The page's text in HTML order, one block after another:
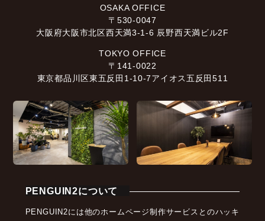
OSAKA OFFICE
〒530-0047
大阪府大阪市北区西天満3-1-6 辰野西天満ビル2F
TOKYO OFFICE
〒141-0022
東京都品川区東五反田1-10-7アイオス五反田511
PENGUIN2について
PENGUIN2には他のホームページ制作サービスとのハッキ